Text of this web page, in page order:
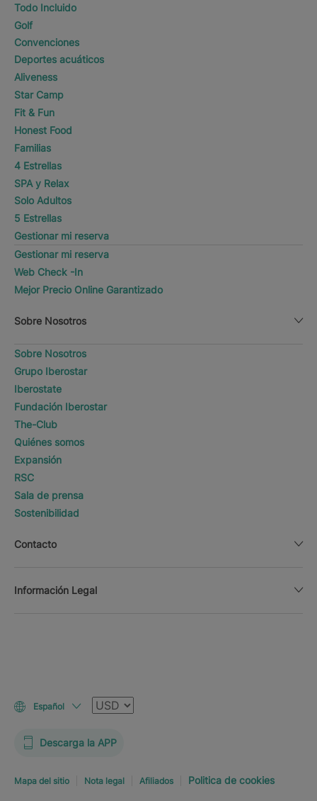
Todo Incluido
Golf
Convenciones
Deportes acuáticos
Aliveness
Star Camp
Fit & Fun
Honest Food
Familias
4 Estrellas
SPA y Relax
Solo Adultos
5 Estrellas
Gestionar mi reserva
Gestionar mi reserva
Web Check -In
Mejor Precio Online Garantizado
Sobre Nosotros
Sobre Nosotros
Grupo Iberostar
Iberostate
Fundación Iberostar
The-Club
Quiénes somos
Expansión
RSC
Sala de prensa
Sostenibilidad
Contacto
Información Legal
Español Moneda
Descarga la APP
Mapa del sitio Nota legal Afiliados Politica de cookies